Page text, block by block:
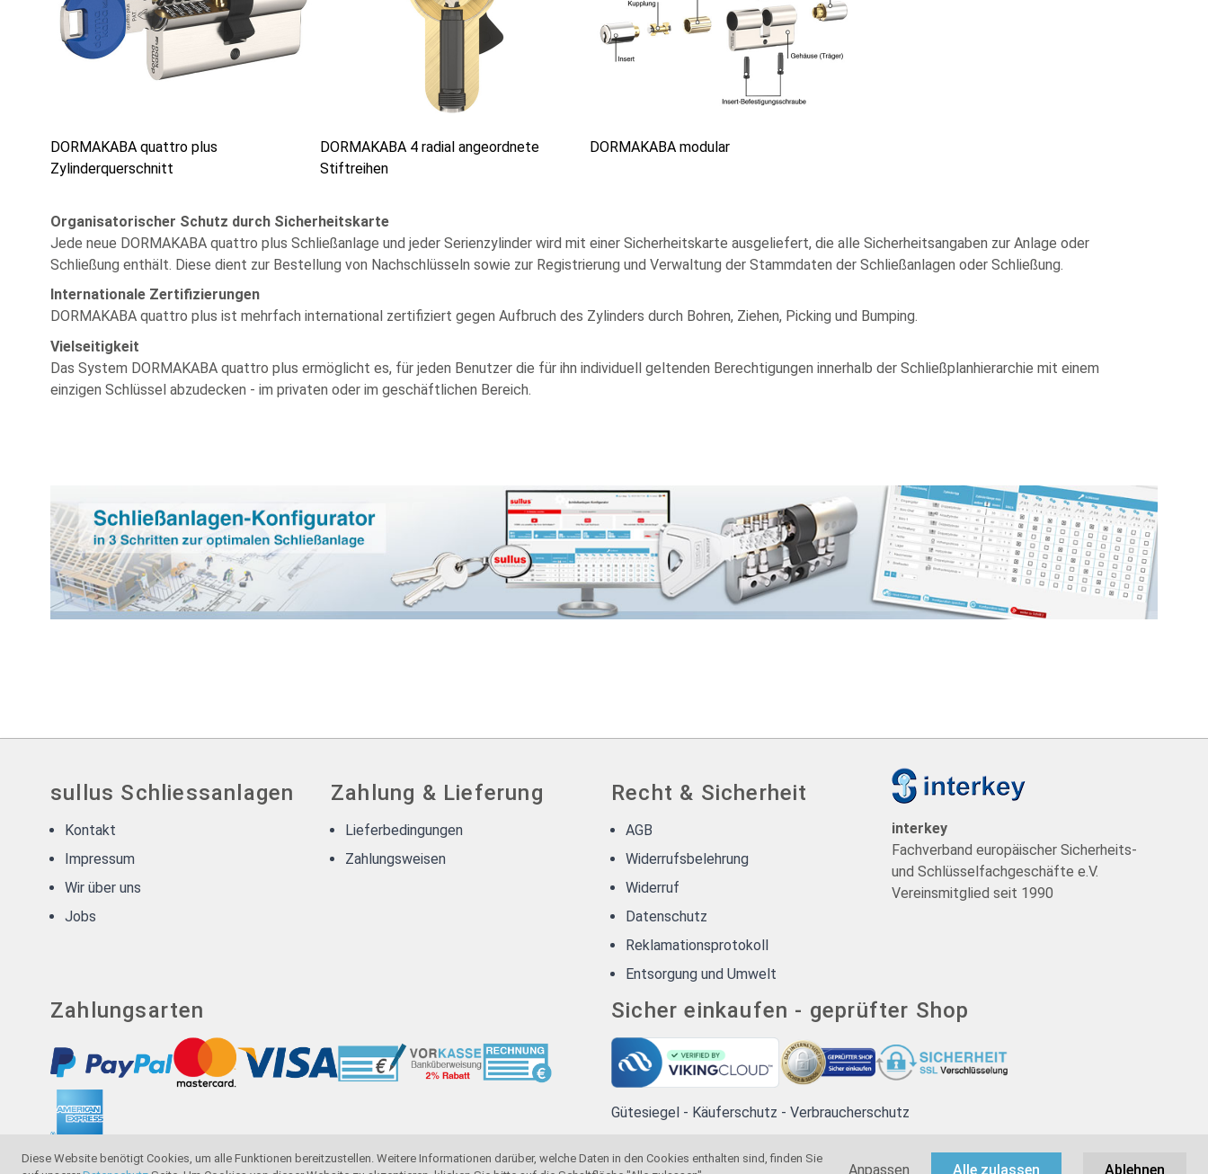
Diese Website benötigt Cookies, um alle Funktionen bereitzustellen. Weitere Informationen darüber, welche Daten in den Cookies enthalten sind, finden Sie
Anpassen Alle zulassen Ablehnen
DORMAKABA quattro plus
Zylinderquerschnitt
DORMAKABA 4 radial angeordnete
Stiftreihen
DORMAKABA modular
Organisatorischer Schutz durch Sicherheitskarte
Jede neue DORMAKABA quattro plus Schließanlage und jeder Serienzylinder wird mit einer Sicherheitskarte ausgeliefert, die alle Sicherheitsangaben zur Anlage oder
Schließung enthält. Diese dient zur Bestellung von Nachschlüsseln sowie zur Registrierung und Verwaltung der Stammdaten der Schließanlagen oder Schließung.
Internationale Zertifizierungen
DORMAKABA quattro plus ist mehrfach international zertifiziert gegen Aufbruch des Zylinders durch Bohren, Ziehen, Picking und Bumping.
Vielseitigkeit
Das System DORMAKABA quattro plus ermöglicht es, für jeden Benutzer die für ihn individuell geltenden Berechtigungen innerhalb der Schließplanhierarchie mit einem
einzigen Schlüssel abzudecken - im privaten oder im geschäftlichen Bereich.
sullus Schliessanlagen
Kontakt
Impressum
Wir über uns
Jobs
Zahlung & Lieferung
Lieferbedingungen
Zahlungsweisen
Recht & Sicherheit
AGB
Widerrufsbelehrung
Widerruf
Datenschutz
Reklamationsprotokoll
Entsorgung und Umwelt
interkey
Fachverband europäischer Sicherheits-
und Schlüsselfachgeschäfte e.V.
Vereinsmitglied seit 1990
Zahlungsarten Sicher einkaufen - geprüfter Shop
Gütesiegel - Käuferschutz - Verbraucherschutz